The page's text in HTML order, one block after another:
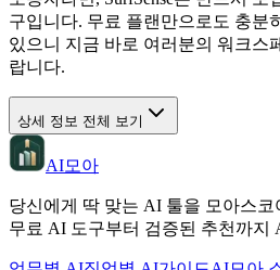
구입니다. 무료 플랜만으로도 충분
있으니 지금 바로 여러분의 워크스
랍니다.
상세 정보 전체 보기
AI모아
당신에게 딱 맞는 AI 툴을 모아스
무료 AI 도구부터 검증된 추천까지